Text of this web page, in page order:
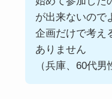
が出来ないので
企画だけで考え
ありません
（兵庫、60代男